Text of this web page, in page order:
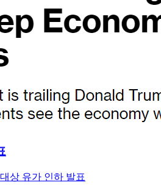
상 유가 인하 발표